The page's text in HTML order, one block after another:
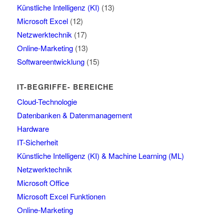
Künstliche Intelligenz (KI) (13)
Microsoft Excel(12)
Netzwerktechnik(17)
Online-Marketing(13)
Softwareentwicklung(15)
IT-BEGRIFFE- BEREICHE
Cloud-Technologie
Datenbanken & Datenmanagement
Hardware
IT-Sicherheit
Künstliche Intelligenz (KI) & Machine Learning (ML)
Netzwerktechnik
Microsoft Office
Microsoft Excel Funktionen
Online-Marketing